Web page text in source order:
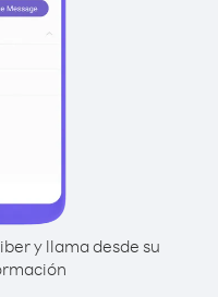
y llama desde su